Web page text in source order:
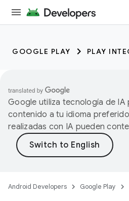
GOOGLE PLAY PLAY
Google utiliza tecnología de IA
contenido a tu idioma
realizadas con IA pueden
Android Developers Google Play